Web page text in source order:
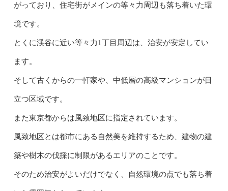
がっており、住宅街がメインの等々力周辺も落ち着いた環
境です。
とくに渓谷に近い等々力1丁目周辺は、治安が安定してい
ます。
そして古くからの一軒家や、中低層の高級マンションが目
立つ区域です。
また東京都からは風致地区に指定されています。
風致地区とは都市にある自然美を維持するため、建物の建
築や樹木の伐採に制限があるエリアのことです。
そのため治安がよいだけでなく、自然環境の点でも落ち着